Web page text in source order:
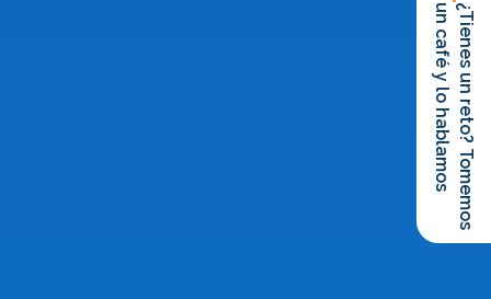
¿Tienes un reto? Tomemos
un café y lo hablamos